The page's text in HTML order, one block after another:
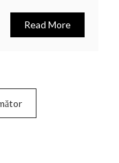
Read More